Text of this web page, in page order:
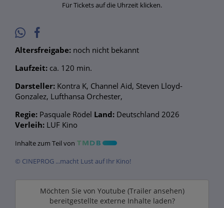
Für Tickets auf die Uhrzeit klicken.
Altersfreigabe: noch nicht bekannt
Laufzeit: ca. 120 min.
Darsteller: Kontra K, Channel Aid, Steven Lloyd-
Gonzalez, Lufthansa Orchester,
Regie: Pasquale Rödel Land: Deutschland 2026
Verleih: LUF Kino
Inhalte zum Teil von
© CINEPROG ...macht Lust auf Ihr Kino!
Möchten Sie von Youtube (Trailer ansehen)
bereitgestellte externe Inhalte laden?